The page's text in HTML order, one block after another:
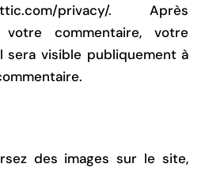
privacy/. Après
commentaire, votre
sera visible publiquement à
des images sur le site,